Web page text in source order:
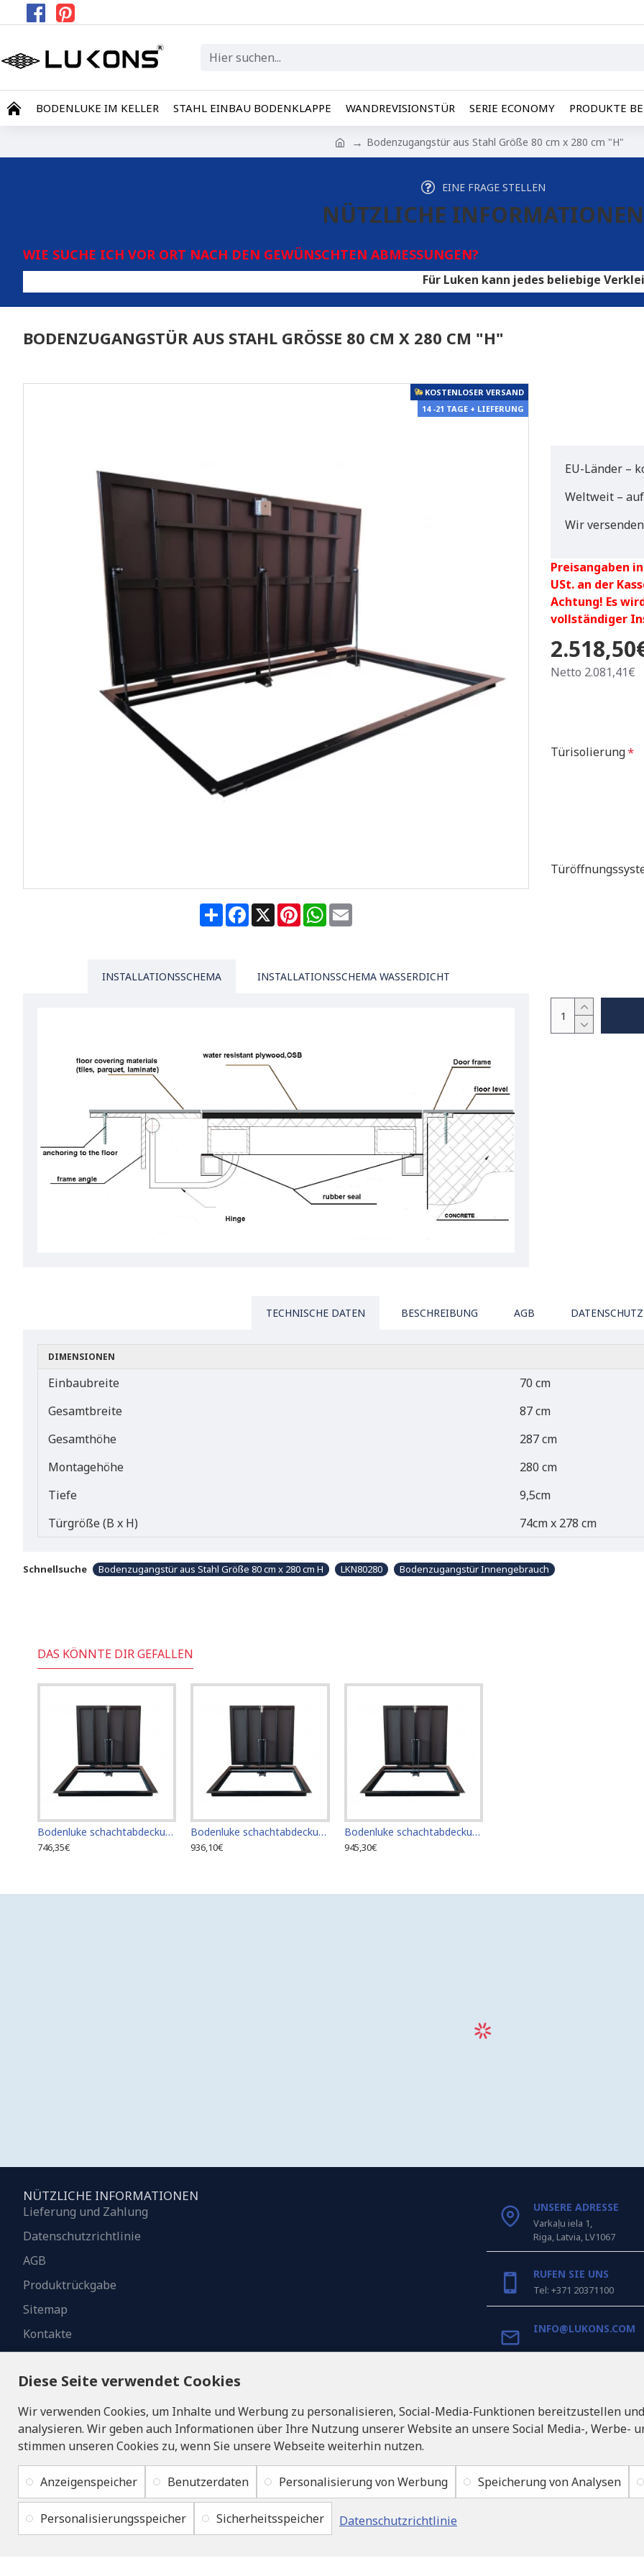
BODENLUKE IM KELLER STAHL EINBAU BODENKLAPPE WANDREVISIONSTÜR SERIE ECONOMY PRODUKTE
Bodenzugangstür aus Stahl Größe 80 cm x 280 cm "H"
EINE FRAGE STELLEN
NÜTZLICHE INFORMATIONEN
WIE SUCHE ICH VOR ORT NACH DEN GEWÜNSCHTEN ABMESSUNGEN?
Für Luken kann jedes beliebige
BODENZUGANGSTÜR AUS STAHL GRÖSSE 80 CM X 280 CM "H"
KOSTENLOSER VERSAND
14 -21 TAGE + LIEFERUNG
ShareFacebook
X PinterestWhatsApp
Email
INSTALLATIONSSCHEMA INSTALLATIONSSCHEMA WASSERDICHT
EU-Länder –
Weltweit –
Wir
Preisangaben
USt. an der
Achtung! Es
vollständiger
Netto 2.081,41€
Türisolierung
TECHNISCHE DATEN BESCHREIBUNG AGB
DIMENSIONEN
Einbaubreite
70 cm
Gesamtbreite
87 cm
Gesamthöhe
287 cm
Montagehöhe
280 cm
Tiefe
9,5cm
Türgröße (B x H)
74cm x 278 cm
Schnellsuche Bodenzugangstür aus Stahl Größe 80 cm x 280 cm H LKN80280 Bodenzugangstür Innengebrauch
DAS KÖNNTE DIR GEFALLEN
Bodenluke schachtabdeckung - Zugangsplatte für Fliesenböden 60cm x 60cm
746,35€
Bodenluke schachtabdeckung - Zugangsplatte für Fliesenböden 60cm x 70cm "H"
936,10€
Bodenluke schachtabdeckung - Zugangsplatte für Fliesenböden 60 cm x 80 cm "H"
945,30€
NÜTZLICHE INFORMATIONEN
Lieferung und Zahlung
Datenschutzrichtlinie
AGB
Produktrückgabe
Sitemap
Kontakte
UNSERE ADRESSE
Varkaļu iela 1,
Riga, Latvia, LV1067
RUFEN SIE UNS
Tel: +371 20371100
INFO@LUKONS.COM
Reg. Nr. 40103717618
Umsatzsteuer-
1046
Copyright © 2019 - 2026, lukons.com, Alle Rechte vorbehalten
Diese Seite verwendet Cookies
Wir verwenden Cookies, um Inhalte und Werbung zu personalisieren, Social-Media-Funktionen bereitzustellen
analysieren. Wir geben auch Informationen über Ihre Nutzung unserer Website an unsere Social Media-, Werbe-
stimmen unseren Cookies zu, wenn Sie unsere Webseite weiterhin nutzen.
Anzeigenspeicher Benutzerdaten Personalisierung von Werbung Speicherung von Analysen
Personalisierungsspeicher Sicherheitsspeicher Datenschutzrichtlinie